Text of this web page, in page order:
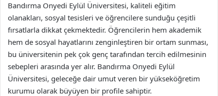
Bandırma Onyedi Eylül Üniversitesi, kaliteli eğitim
olanakları, sosyal tesisleri ve öğrencilere sunduğu çeşitli
fırsatlarla dikkat çekmektedir. Öğrencilerin hem akademik
hem de sosyal hayatlarını zenginleştiren bir ortam sunması,
bu üniversitenin pek çok genç tarafından tercih edilmesinin
sebepleri arasında yer alır. Bandırma Onyedi Eylül
Üniversitesi, geleceğe dair umut veren bir yükseköğretim
kurumu olarak büyüyen bir profile sahiptir.